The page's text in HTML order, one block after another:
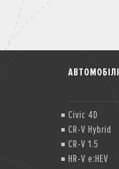
АВТОМОБІЛІ
Civic 4D
CR-V Hybrid
CR-V 1.5
HR-V e:HEV